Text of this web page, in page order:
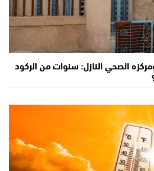
الصحي النازل: سنوات من الركود